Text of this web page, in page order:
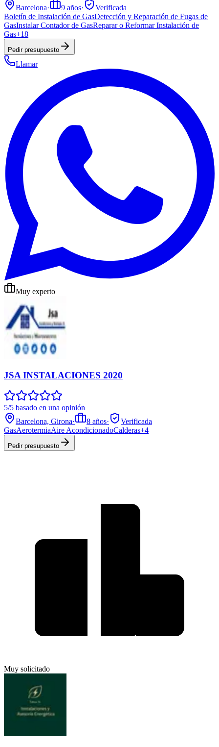
Barcelona· 9 años·
Verificada
Boletín de Instalación de GasDetección y Reparación de Fugas de
GasInstalar Contador de GasReparar o Reformar Instalación de
Gas+18
Pedir presupuesto
Llamar
Muy experto
JSA INSTALACIONES 2020
5/5 basado en una opinión
Barcelona, Girona· 8 años·
Verificada
GasAerotermiaAire AcondicionadoCalderas+4
Pedir presupuesto
Muy solicitado